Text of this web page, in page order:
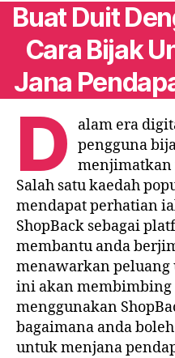
Buat Duit
Cara Bijak
Jana
D
alam era
pengguna
menjimatkan
Salah satu kaedah
mendapat perhatian
ShopBack sebagai
membantu anda
menawarkan
ini akan membimbing
menggunakan
bagaimana anda
untuk menjana